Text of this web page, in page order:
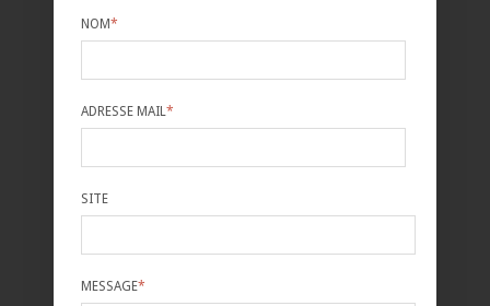
NOM*
ADRESSE MAIL *
SITE
MESSAGE*